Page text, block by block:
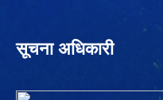
सूचना अधिकारी